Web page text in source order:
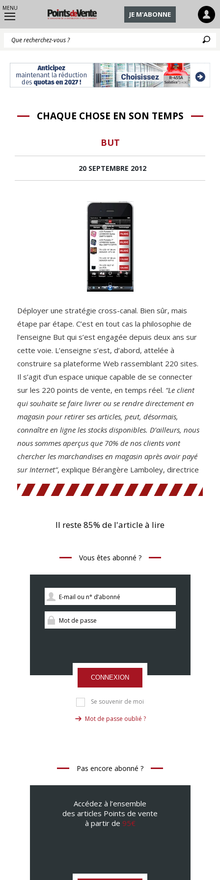
MENU
JE M'ABONNE
CHAQUE CHOSE EN SON TEMPS
BUT
20 SEPTEMBRE 2012
Déployer une stratégie cross-canal. Bien sûr, mais
étape par étape. C’est en tout cas la philosophie de
l’enseigne But qui s’est engagée depuis deux ans sur
cette voie. L’enseigne s’est, d’abord, attelée à
construire sa plateforme Web rassemblant 220 sites.
Il s’agit d’un espace unique capable de se connecter
sur les 220 points de vente, en temps réel. “Le client
qui souhaite se faire livrer ou se rendre directement en
magasin pour retirer ses articles, peut, désormais,
connaître en ligne les stocks disponibles. D’ailleurs, nous
nous sommes aperçus que 70% de nos clients vont
chercher les marchandises en magasin après avoir payé
sur Internet”, explique Bérangère Lamboley, directrice
Il reste 85% de l'article à lire
Vous êtes abonné ?
CONNEXION
Se souvenir de moi
Mot de passe oublié ?
Pas encore abonné ?
Accédez à l’ensemble
des articles Points de vente
à partir de 95€